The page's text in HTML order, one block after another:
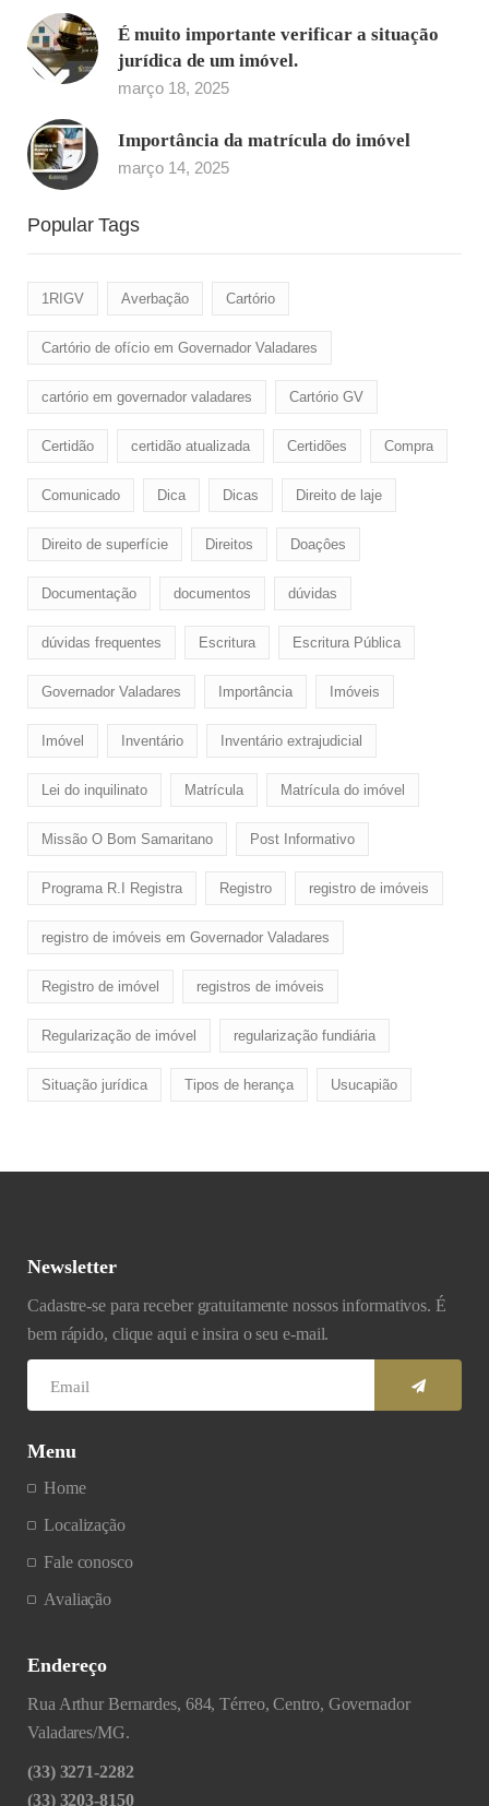
É muito importante verificar a situação
jurídica de um imóvel.
março 18, 2025
Importância da matrícula do imóvel
março 14, 2025
Popular Tags
1RIGV Averbação Cartório
Cartório de ofício em Governador Valadares
cartório em governador valadares Cartório GV
Certidão certidão atualizada Certidões Compra
Comunicado Dica Dicas Direito de laje
Direito de superfície Direitos Doaçôes
Documentação documentos dúvidas
dúvidas frequentes Escritura Escritura Pública
Governador Valadares Importância Imóveis
Imóvel Inventário Inventário extrajudicial
Lei do inquilinato Matrícula Matrícula do imóvel
Missão O Bom Samaritano Post Informativo
Programa R.I Registra Registro registro de imóveis
registro de imóveis em Governador Valadares
Registro de imóvel registros de imóveis
Regularização de imóvel regularização fundiária
Situação jurídica Tipos de herança Usucapião
Newsletter
Cadastre-se para receber gratuitamente nossos informativos. É
bem rápido, clique aqui e insira o seu e-mail.
Menu
Home
Localização
Fale conosco
Avaliação
Endereço
Rua Arthur Bernardes, 684, Térreo, Centro, Governador
Valadares/MG.
(33) 3271-2282
(33) 3203-8150